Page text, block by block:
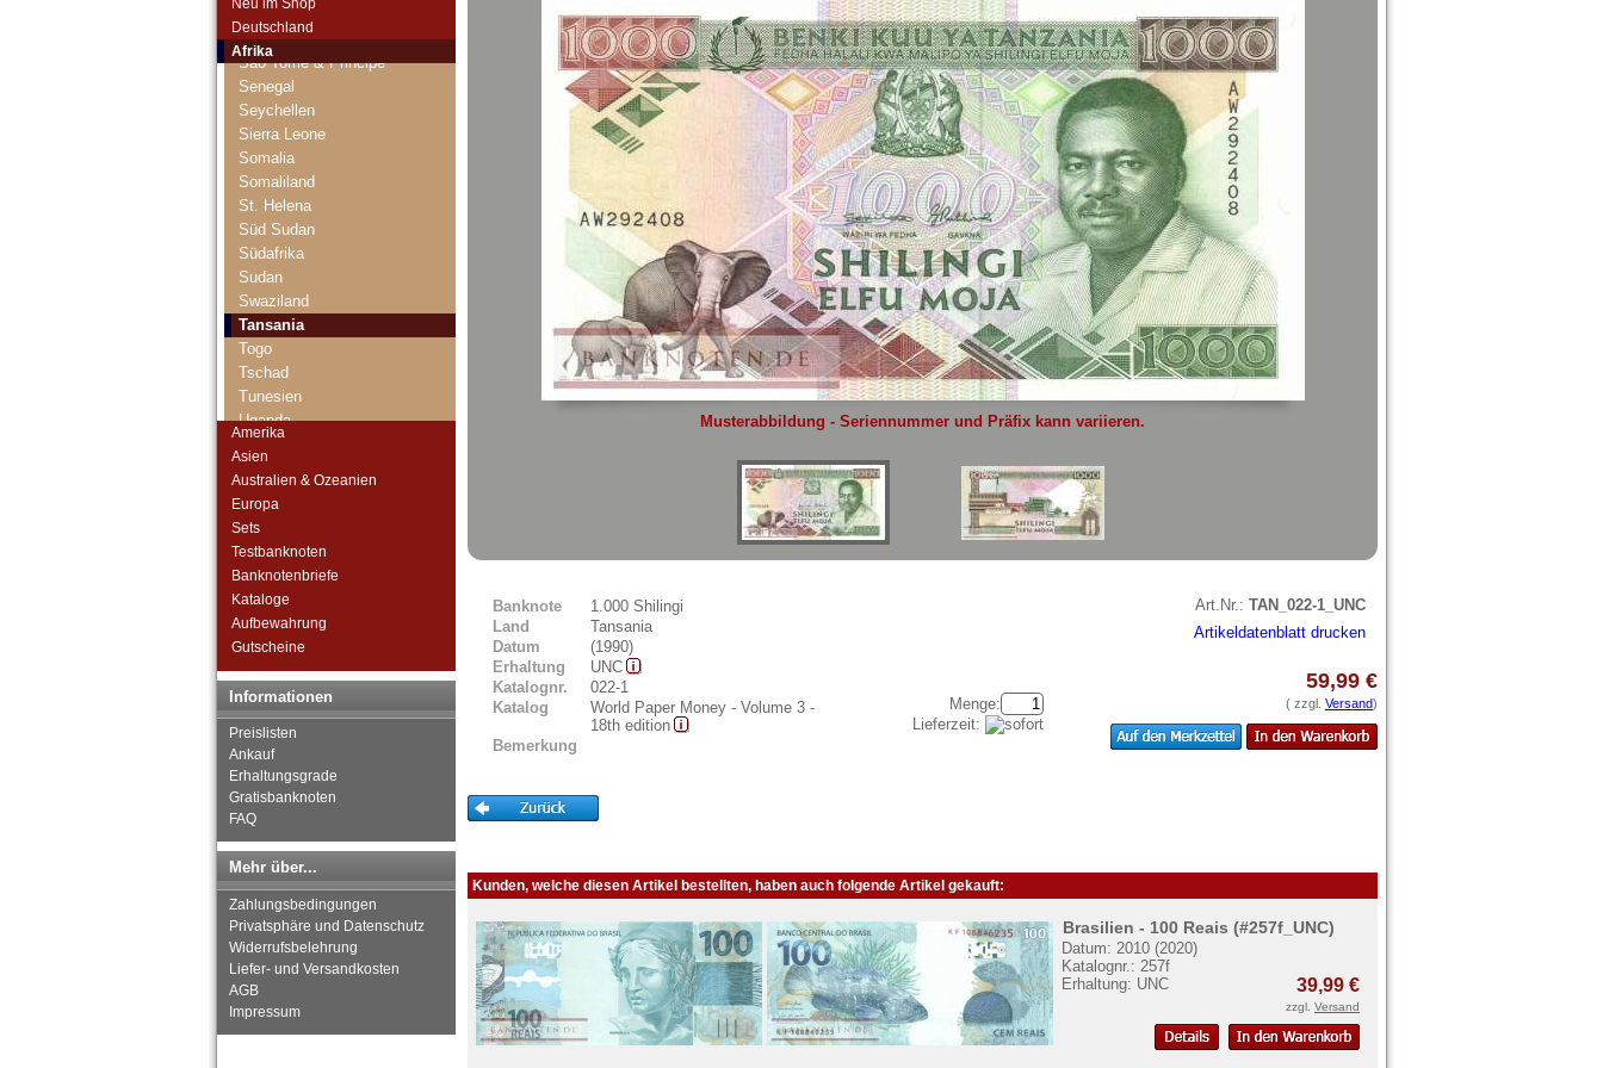
Sie
Deutschland
Afrika
Ruanda-Burundi
Sambia
Sao Tome & Principe
Senegal
Seychellen
Sierra Leone
Somalia
Somaliland
St. Helena
Süd Sudan
Südafrika
Sudan
Swaziland
Tansania
Togo
Tschad
Tunesien
Uganda
Zentralafrikanische Staaten
Amerika
Asien
Australien & Ozeanien
Europa
Sets
Testbanknoten
Banknotenbriefe
Kataloge
Aufbewahrung
Gutscheine
Informationen
Preislisten
Ankauf
Erhaltungsgrade
Gratisbanknoten
FAQ
Mehr über...
Zahlungsbedingungen
Privatsphäre und Datenschutz
Widerrufsbelehrung
Liefer- und Versandkosten
AGB
Impressum
Musterabbildung - Seriennummer und Präfix kann variieren.
Banknote
1.000 Shilingi
Land
Tansania
Datum
(1990)
Erhaltung
UNC
Katalognr.
022-1
Katalog
World Paper Money - Volume 3 -
18th edition
Bemerkung
Art.Nr.: TAN_022-1_UNC
Artikeldatenblatt drucken
Menge:
Lieferzeit:
59,99 €
( zzgl. Versand)
Kunden, welche diesen Artikel bestellten, haben auch folgende Artikel gekauft:
Brasilien - 100 Reais (#257f_UNC)
Datum: 2010 (2020)
Katalognr.: 257f
Erhaltung: UNC
39,99 €
zzgl. Versand